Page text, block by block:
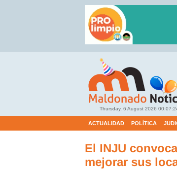
Thursday, 6 August 2026
ACTUALIDAD POLÍTICA
El INJU
mejorar sus